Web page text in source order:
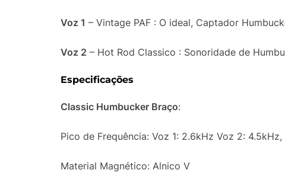
Voz 1 – Vintage PAF : O ideal, Captador
Voz 2 – Hot Rod Classico : Sonoridade de
Especificações
Classic Humbucker Braço:
Pico de Frequência: Voz 1: 2.6kHz Voz 2:
Material Magnético: Alnico V